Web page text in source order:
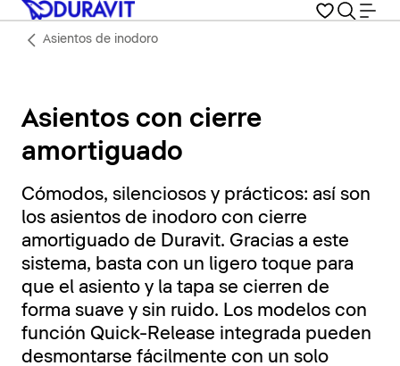
Asientos de inodoro
Asientos con cierre
amortiguado
Cómodos, silenciosos y prácticos: así son
los asientos de inodoro con cierre
amortiguado de Duravit. Gracias a este
sistema, basta con un ligero toque para
que el asiento y la tapa se cierren de
forma suave y sin ruido. Los modelos con
función Quick-Release integrada pueden
desmontarse fácilmente con un solo